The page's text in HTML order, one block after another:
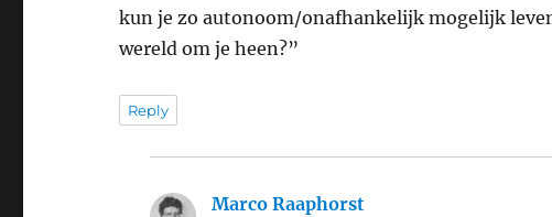
kun je zo autonoom/onafhankelijk mogelijk
wereld om je heen?”
Reply
Marco Raaphorst